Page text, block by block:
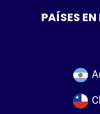
PAÍSES